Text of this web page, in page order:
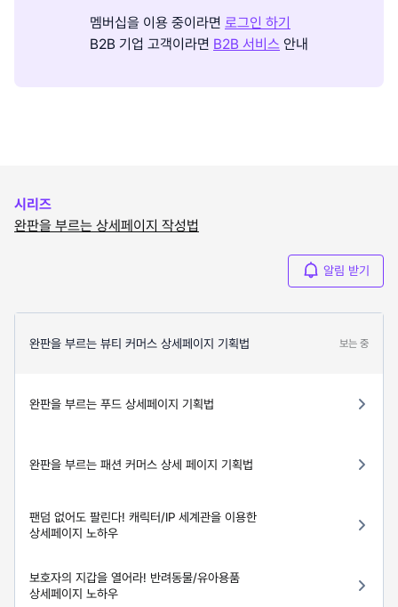
멤버십을 이용 중이라면 로그인 하기
B2B 기업 고객이라면 B2B 서비스 안내
시리즈
완판을 부르는 상세페이지 작성법
알림 받기
완판을 부르는 뷰티 커머스 상세페이지 기획법 보는 중
완판을 부르는 푸드 상세페이지 기획법
완판을 부르는 패션 커머스 상세 페이지 기획법
팬덤 없어도 팔린다! 캐릭터/IP 세계관을 이용한
상세페이지 노하우
보호자의 지갑을 열어라! 반려동물/유아용품
상세페이지 노하우